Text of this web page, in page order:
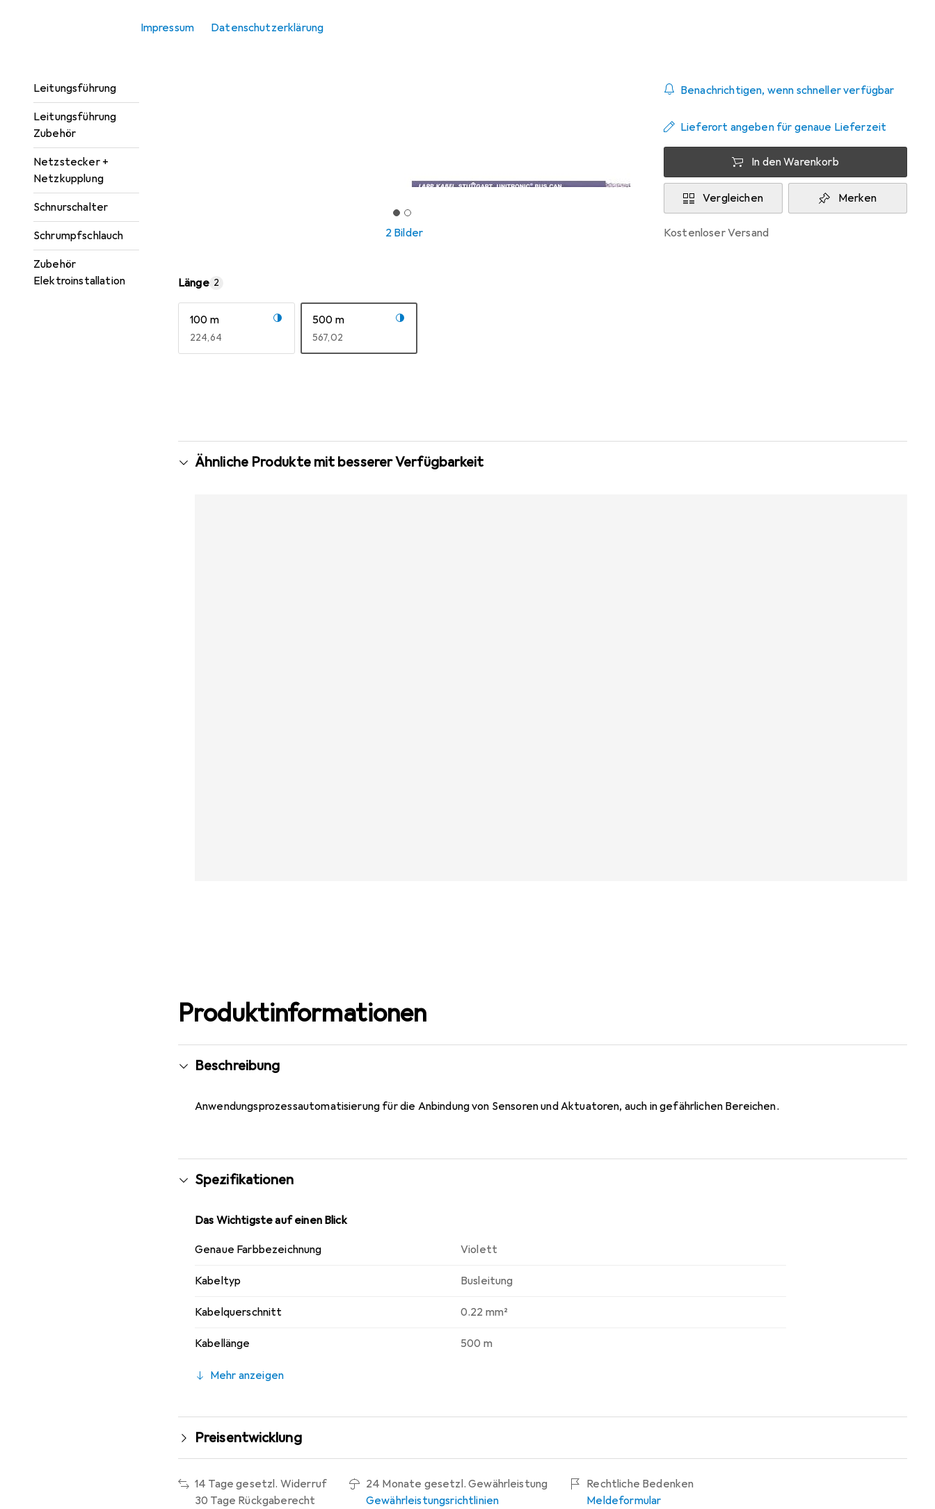
Impressum Datenschutzerklärung
Leitungsführung
Leitungsführung
Zubehör
Netzstecker +
Netzkupplung
Schnurschalter
Schrumpfschlauch
Zubehör
Elektroinstallation
2 Bilder
Benachrichtigen, wenn schneller verfügbar
Lieferort angeben für genaue Lieferzeit
In den Warenkorb
Vergleichen Merken
kostenloser Versand
Länge 2
100 m
EUR
224,64
500 m
EUR
567,02
Ähnliche Produkte mit besserer Verfügbarkeit
Produktinformationen
Beschreibung
Anwendungsprozessautomatisierung für die Anbindung von Sensoren und Aktuatoren, auch in gefährlichen Bereichen.
Spezifikationen
Das Wichtigste auf einen Blick
Genaue Farbbezeichnung Violett
Kabeltyp Busleitung
Kabelquerschnitt 0.22 mm²
Kabellänge 500 m
Mehr anzeigen
Preisentwicklung
14 Tage gesetzl. Widerruf
30 Tage Rückgaberecht
24 Monate gesetzl. Gewährleistung
Gewährleistungsrichtlinien
Rechtliche Bedenken
Meldeformular